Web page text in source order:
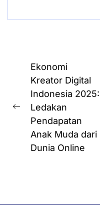
Post
navigation
Previous
post:
Ekonomi
Kreator Digital
Indonesia 2025:
Ledakan
Pendapatan
Anak Muda dari
Dunia Online